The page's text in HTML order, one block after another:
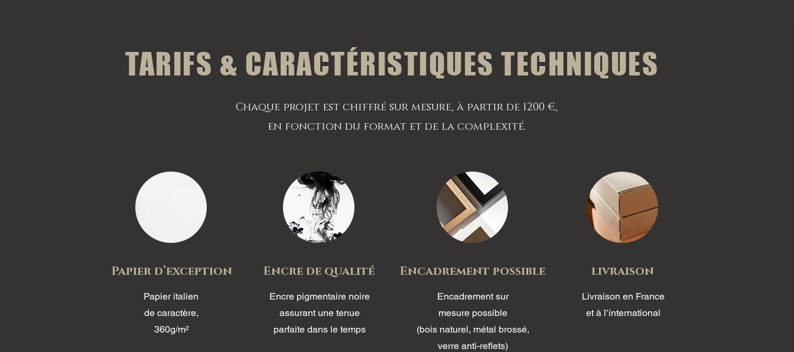
TARIFS & CARACTÉRISTIQUES TECHNIQUES
Chaque projet est chiffré sur mesure, à partir de 1200 €,
en fonction du format et de la complexité.
Papier d’exception Encre de qualité Encadrement possible livraison
Papier italien
de caractère,
360g/m²
Encre pigmentaire noire
assurant une tenue
parfaite dans le temps
Encadrement sur
mesure possible
(bois naturel, métal brossé,
verre anti-reflets)
Livraison en France
et à l’international